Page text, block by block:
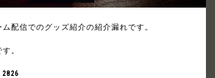
配信でのグッズ紹介の紹介漏れです。
。
2826